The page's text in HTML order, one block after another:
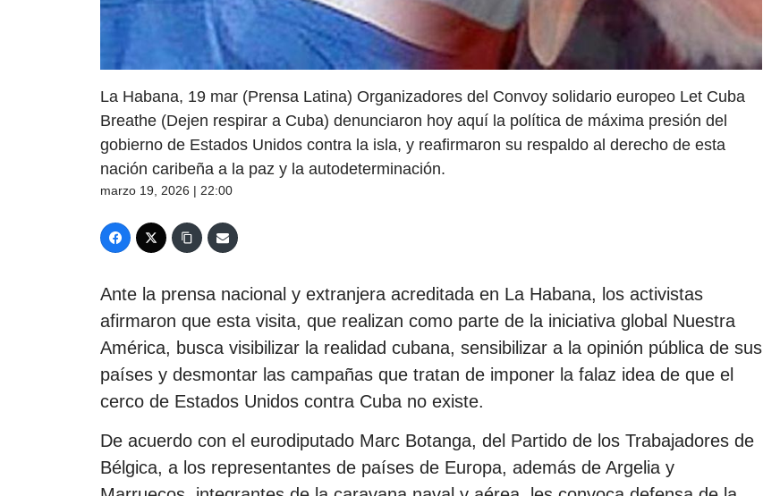
La Habana, 19 mar (Prensa Latina) Organizadores del Convoy solidario europeo Let Cuba
Breathe (Dejen respirar a Cuba) denunciaron hoy aquí la política de máxima presión del
gobierno de Estados Unidos contra la isla, y reafirmaron su respaldo al derecho de esta
nación caribeña a la paz y la autodeterminación.
marzo 19, 2026 | 22:00
Ante la prensa nacional y extranjera acreditada en La Habana, los activistas
afirmaron que esta visita, que realizan como parte de la iniciativa global Nuestra
América, busca visibilizar la realidad cubana, sensibilizar a la opinión pública de sus
países y desmontar las campañas que tratan de imponer la falaz idea de que el
cerco de Estados Unidos contra Cuba no existe.
De acuerdo con el eurodiputado Marc Botanga, del Partido de los Trabajadores de
Bélgica, a los representantes de países de Europa, además de Argelia y